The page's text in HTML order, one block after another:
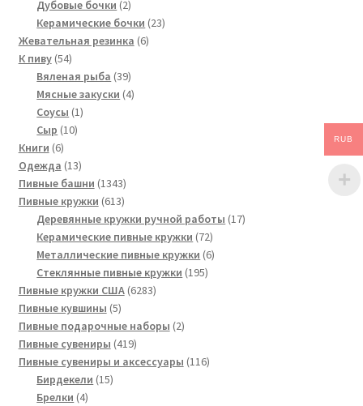
Дубовые бочки 22
товара
Керамические бочки 2323
Жевательная резинка 66
К пиву 5454
товара
Вяленая рыба 3939
товаров
Мясные закуски 44
Соусы 11
Сыр 1010
Книги 66
товаров
Одежда 1313
товаров
Пивные башни 13431343
товара
Пивные кружки 613613
товаров
Деревянные кружки ручной работы 1717
Керамические пивные кружки 7272
товара
Металлические пивные кружки 66
Стеклянные пивные кружки 195195
Пивные кружки США 62836283
Пивные кувшины 55
товаров
Пивные подарочные наборы 22
Пивные сувениры 419419
товаров
Пивные сувениры и аксессуары 116116
Бирдекели 1515
Брелки 44
RUB